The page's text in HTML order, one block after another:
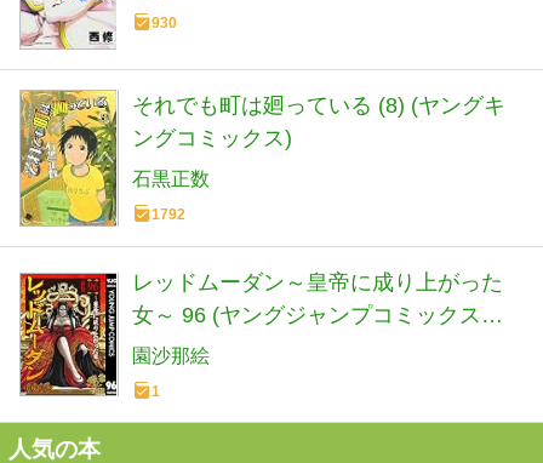
930
それでも町は廻っている (8) (ヤングキ
ングコミックス)
石黒正数
1792
レッドムーダン～皇帝に成り上がった
女～ 96 (ヤングジャンプコミックス
DIGITAL)
園沙那絵
1
人気の本